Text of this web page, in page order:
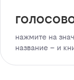
нажмите на
название – и